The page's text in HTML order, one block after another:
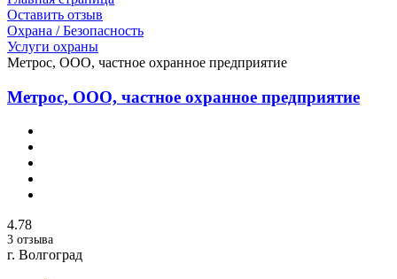
Оставить отзыв
Охрана / Безопасность
Услуги охраны
Метрос, ООО, частное охранное предприятие
Метрос, ООО, частное охранное предприятие
4.78
3 отзыва
г. Волгоград